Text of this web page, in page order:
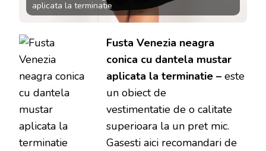
aplicata la terminatie
Fusta Venezia neagra
conica cu dantela mustar
aplicata la terminatie – este
un obiect de
vestimentatie de o calitate
superioara la un pret mic.
Gasesti aici recomandari de